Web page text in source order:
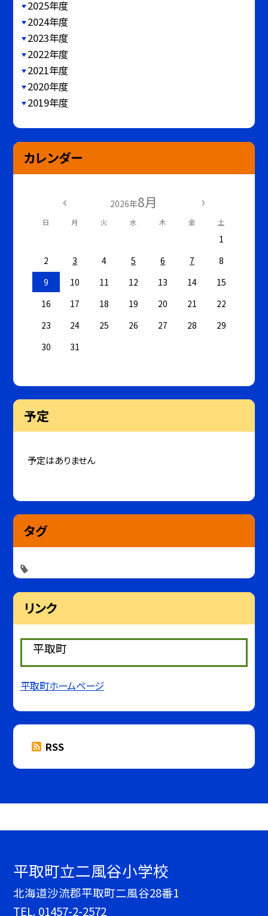
2025年度
2024年度
2023年度
2022年度
2021年度
2020年度
2019年度
カレンダー
2026年8月
日 月 火 水 木 金 土
1
2
3 4 5 6 7
8
9
10 11 12 13 14
15
16
17 18 19 20 21
22
23
24 25 26 27 28
29
30
31
予定
予定はありません
タグ
リンク
平取町
平取町ホームページ
RSS
平取町立二風谷小学校
北海道沙流郡平取町二風谷28番1
TEL. 01457-2-2572